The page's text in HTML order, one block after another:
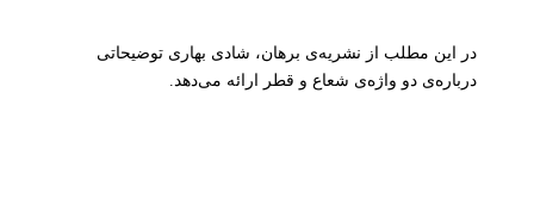
در این مطلب از نشریه‌ی برهان، شادی بهاری توضیحاتی
درباره‌ی دو واژه‌ی شعاع و قطر ارائه می‌دهد.